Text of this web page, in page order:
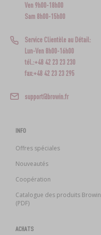
Ven 9h00-18h00
Sam 8h00-15h00
Service Clientèle au Détail:
Lun-Ven 8h00-16h00
tél.:+48 42 23 23 230
fax:+48 42 23 23 295
support@browin.fr
INFO
Offres spéciales
Nouveautés
Coopération
Catalogue des produits Browin
(PDF)
ACHATS